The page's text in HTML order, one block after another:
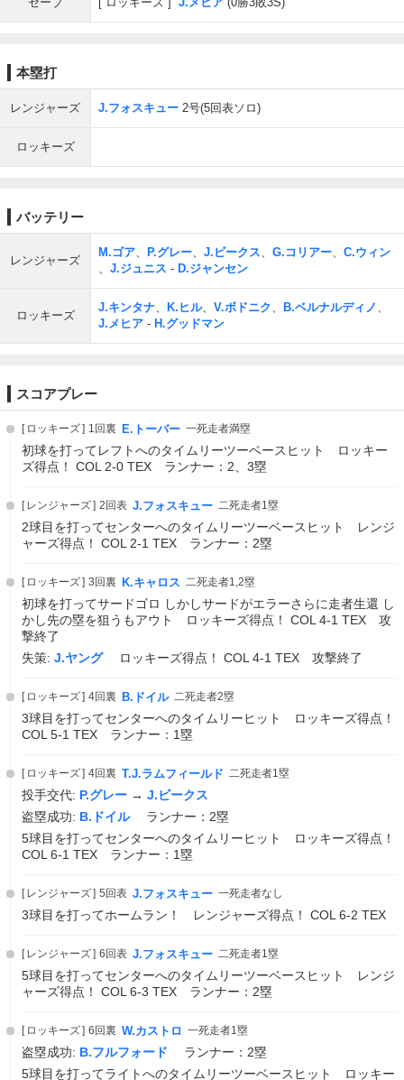
本塁打
レンジャーズ J.フォスキュー 2号(5回表ソロ)
ロッキーズ
バッテリー
レンジャーズ
M.ゴア、 P.グレー、 J.ビークス、 G.コリアー、 C.ウィン
、 J.ジュニス - D.ジャンセン
ロッキーズ
J.キンタナ、 K.ヒル、 V.ボドニク、 B.ベルナルディノ 、
J.メヒア - H.グッドマン
スコアプレー
ロッキーズ 1回裏 E.トーバー 一死走者満塁
初球を打ってレフトへのタイムリーツーベースヒット ロッキー
ズ得点！ COL 2-0 TEX ランナー：2、3塁
レンジャーズ 2回表 J.フォスキュー 二死走者1塁
2球目を打ってセンターへのタイムリーツーベースヒット レンジ
ャーズ得点！ COL 2-1 TEX ランナー：2塁
ロッキーズ 3回裏 K.キャロス 二死走者1,2塁
初球を打ってサードゴロ しかしサードがエラーさらに走者生還 し
かし先の塁を狙うもアウト ロッキーズ得点！ COL 4-1 TEX 攻
撃終了
失策: J.ヤングロッキーズ得点！ COL 4-1 TEX 攻撃終了
ロッキーズ 4回裏 B.ドイル 二死走者2塁
3球目を打ってセンターへのタイムリーヒット ロッキーズ得点！
COL 5-1 TEX ランナー：1塁
ロッキーズ 4回裏 T.J.ラムフィールド 二死走者1塁
投手交代: P.グレー → J.ビークス
盗塁成功: B.ドイルランナー：2塁
5球目を打ってセンターへのタイムリーヒット ロッキーズ得点！
COL 6-1 TEX ランナー：1塁
レンジャーズ 5回表 J.フォスキュー 一死走者なし
3球目を打ってホームラン！ レンジャーズ得点！ COL 6-2 TEX
レンジャーズ 6回表 J.フォスキュー 二死走者1塁
5球目を打ってセンターへのタイムリーツーベースヒット レンジ
ャーズ得点！ COL 6-3 TEX ランナー：2塁
ロッキーズ 6回裏 W.カストロ 一死走者1塁
盗塁成功: B.フルフォード ランナー：2塁
5球目を打ってライトへのタイムリーツーベースヒット ロッキー